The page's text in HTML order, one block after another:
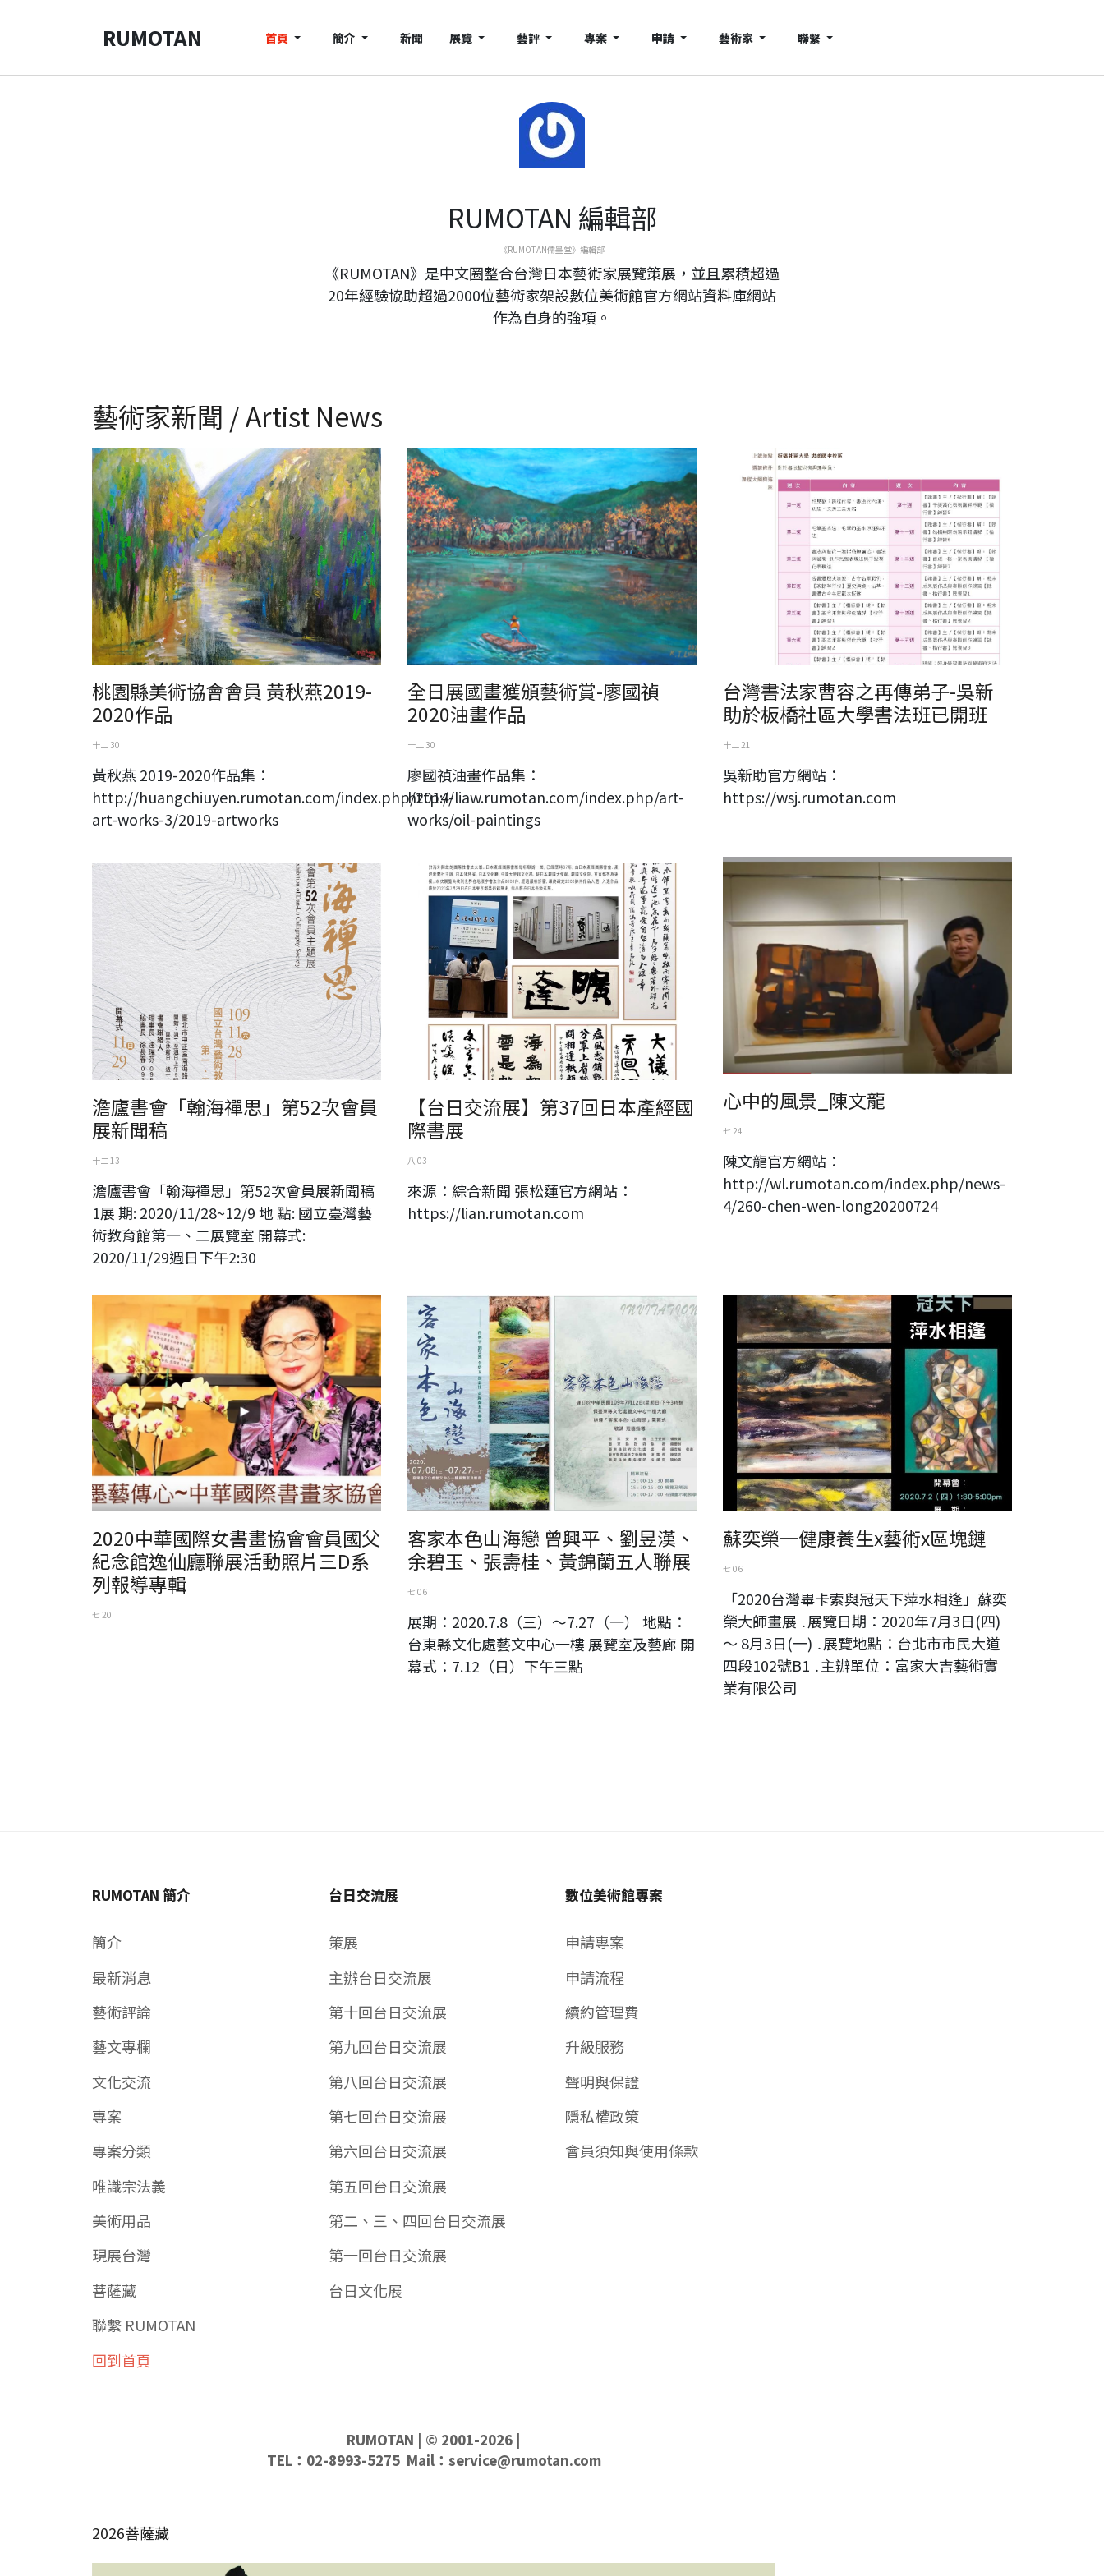
RUMOTAN 首頁 簡介 新聞 展覽 藝評 專案 申請 藝術家 聯繫
RUMOTAN 編輯部
《RUMOTAN儒墨堂》編輯部
《RUMOTAN》是中文圈整合台灣日本藝術家展覽策展，並且累積超過
20年經驗協助超過2000位藝術家架設數位美術館官方網站資料庫網站
作為自身的強項。
藝術家新聞 / Artist News
黃秋燕2019-2020水彩、油畫作品
桃園縣美術協會會員 黃秋燕2019-
2020作品
十二 30
黃秋燕 2019-2020作品集：
http://huangchiuyen.rumotan.com/index.php/2014-
art-works-3/2019-artworks
廖國禎作品
全日展國畫獲頒藝術賞-廖國禎
2020油畫作品
十二 30
廖國禎油畫作品集：
http://liaw.rumotan.com/index.php/art-
works/oil-paintings
板橋社區大學書法班
台灣書法家曹容之再傳弟子-吳新
助於板橋社區大學書法班已開班
十二 21
吳新助官方網站：
https://wsj.rumotan.com
翰海禪思-澹盧書會第52次會員主題展
澹廬書會「翰海禪思」第52次會員
展新聞稿
十二 13
澹廬書會「翰海禪思」第52次會員展新聞稿
1展 期: 2020/11/28~12/9 地 點: 國立臺灣藝
術教育館第一、二展覽室 開幕式:
2020/11/29週日下午2:30
第37回產經國際書展
【台日交流展】第37回日本產經國
際書展
八 03
來源：綜合新聞 張松蓮官方網站：
https://lian.rumotan.com
心中的風景_陳文龍
七 24
陳文龍官方網站：
http://wl.rumotan.com/index.php/news-
4/260-chen-wen-long20200724
2020中華國際女書畫協會會員國父
紀念館逸仙廳聯展活動照片三D系
列報導專輯
七 20
客家本色山海戀 曾興平、劉昱漢、
余碧玉、張壽桂、黃錦蘭五人聯展
七 06
展期：2020.7.8（三）～7.27（一） 地點：
台東縣文化處藝文中心一樓 展覽室及藝廊 開
幕式：7.12（日）下午三點
蘇奕榮一健康養生x藝術x區塊鏈
七 06
「2020台灣畢卡索與冠天下萍水相逢」蘇奕
榮大師畫展 ․展覽日期：2020年7月3日(四)
～ 8月3日(一) ․展覽地點：台北市市民大道
四段102號B1 ․主辦單位：富家大吉藝術實
業有限公司
RUMOTAN 簡介
簡介
最新消息
藝術評論
藝文專欄
文化交流
專案
專案分類
唯識宗法義
美術用品
現展台灣
菩薩藏
聯繫 RUMOTAN
回到首頁
台日交流展
策展
主辦台日交流展
第十回台日交流展
第九回台日交流展
第八回台日交流展
第七回台日交流展
第六回台日交流展
第五回台日交流展
第二、三、四回台日交流展
第一回台日交流展
台日文化展
數位美術館專案
申請專案
申請流程
續約管理費
升級服務
聲明與保證
隱私權政策
會員須知與使用條款
RUMOTAN | © 2001-2026 |
TEL：02-8993-5275 Mail： service@rumotan.com
2026菩薩藏